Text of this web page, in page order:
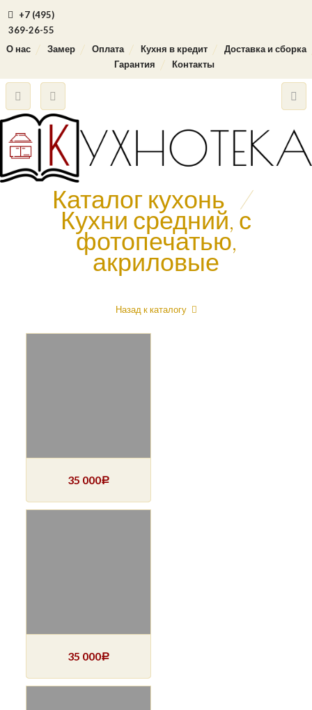
+7 (495)
369-26-55
О нас
Замер Оплата Кухня в кредит
Доставка и сборка
Гарантия
Контакты
Каталог кухонь /
Кухни средний, с
фотопечатью,
акриловые
Назад к каталогу
35 000Р
35 000Р